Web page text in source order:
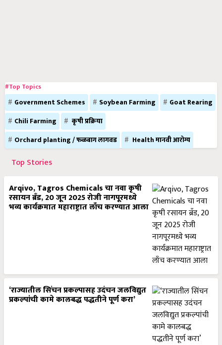
#Top Topics
Government Schemes Soybean Farming
Goat Rearing
Chili Farming
कृषी प्रक्रिया
Orchard planting / फळबाग लागवड
Health मानवी आरोग्य
Top Stories
Arqivo, Tagros Chemicals चा नवा कृषी
रसायन ब्रँड, 20 जून 2025 रोजी नागपूरमध्ये
भव्य कार्यक्रमात महाराष्ट्रात लाँच करण्यात आला
‘राज्यातील सिंचन प्रकल्पासह उदंचन जलविद्युत
प्रकल्पांची कामे कालबद्ध पद्धतीने पूर्ण करा’